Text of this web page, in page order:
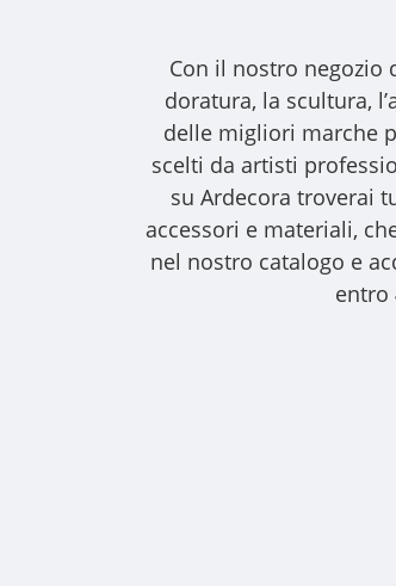
Con il nostro negozio
doratura, la scultura,
delle migliori marche
scelti da artisti
su Ardecora troverai
accessori e materiali,
nel nostro catalogo e
entro